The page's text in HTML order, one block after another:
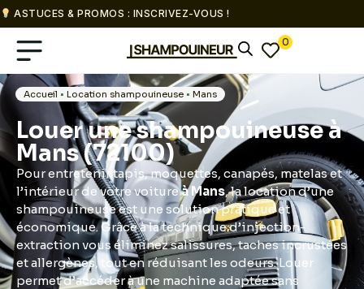
ASTUCES & PROMOS : INSCRIVEZ-VOUS !
0
Accueil • Location shampouineuse • Mans
Louer une shampouineuse à
Mans (72100)
Pour entretenir tapis, moquettes, canapés, matelas et
l’intérieur de votre voitureà Mans, la location d’une
shampouineuse est une solution pratique et
économique. Grâce à la technique d’injection-
extraction vous éliminez salissures, taches incrustées
et allergènes, tout en réduisant les odeurs. Louer
permet d’accéder à une machine adaptée sans